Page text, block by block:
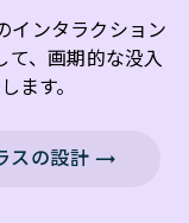
インタラクション
て、画期的な没入
ます。
スの設計 →